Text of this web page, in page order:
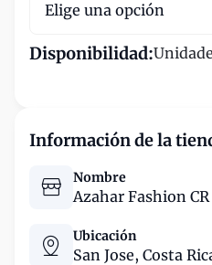
Elige una opción
Disponibilidad:
Información de la
Nombre
Azahar Fashion CR
Ubicación
San Jose, Costa